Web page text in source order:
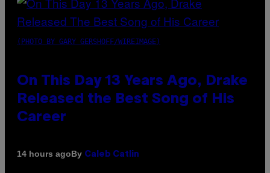
(PHOTO BY GARY GERSHOFF/WIREIMAGE)
On This Day 13 Years Ago, Drake
Released the Best Song of His
Career
14 hours agoBy Caleb Catlin